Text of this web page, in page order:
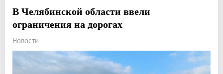
В Челябинской области ввели
ограничения на дорогах
Новости